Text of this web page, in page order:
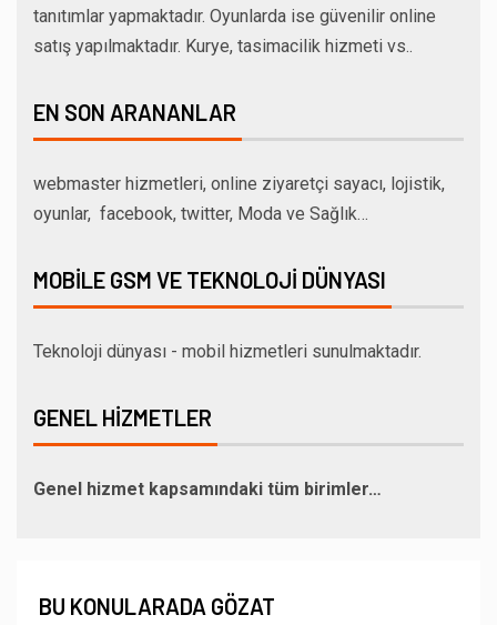
tanıtımlar yapmaktadır. Oyunlarda ise güvenilir online
satış yapılmaktadır. Kurye, tasimacilik hizmeti vs..
EN SON ARANANLAR
webmaster hizmetleri, online ziyaretçi sayacı, lojistik,
oyunlar, facebook, twitter, Moda ve Sağlık…
MOBILE GSM VE TEKNOLOJI DÜNYASI
Teknoloji dünyası - mobil hizmetleri sunulmaktadır.
GENEL HIZMETLER
Genel hizmet kapsamındaki tüm birimler…
BU KONULARADA GÖZAT